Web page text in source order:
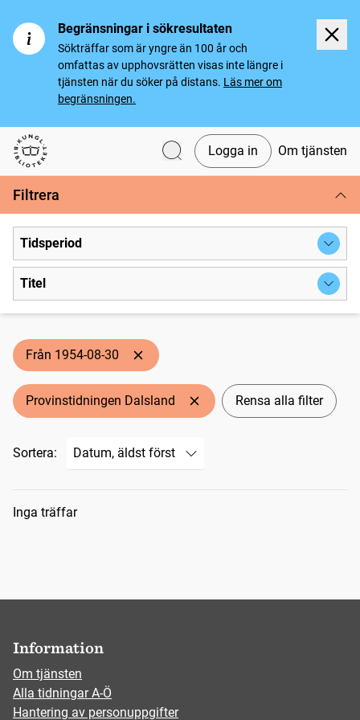
Begränsningar i sökresultaten
Sökträffar som är yngre än 100 år och
omfattas av upphovsrätten visas inte längre i
tjänsten när du söker på distans. Läs mer om
begränsningen.
Svenska tidningar
Logga in Om tjänsten
Filtrera
Tidsperiod
Titel
Från 1954-08-30
Provinstidningen Dalsland Rensa alla filter
Sortera:
Sökresultat
Inga träffar
Information
Om tjänsten
Alla tidningar A-Ö
Hantering av personuppgifter